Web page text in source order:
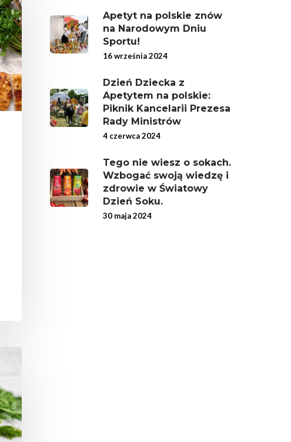
Apetyt na polskie znów
na Narodowym Dniu
Sportu!
16 września 2024
Dzień Dziecka z
Apetytem na polskie:
Piknik Kancelarii Prezesa
Rady Ministrów
4 czerwca 2024
Tego nie wiesz o sokach.
Wzbogać swoją wiedzę i
zdrowie w Światowy
Dzień Soku.
30 maja 2024